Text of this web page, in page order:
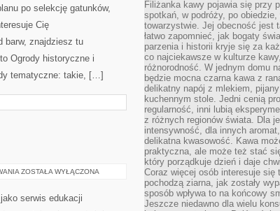
po selekcję gatunków,
Cię
barw, znajdziesz tu
Ogrody historyczne i
tematyczne: takie, […]
REPERTUAR
ZOSTAŁA WYŁĄCZONA
serwis edukacji
Filiżanka kawy pojawia się przy
spotkań, w podróży, po
towarzystwie. Jej obecność jest
łatwo zapomnieć, jak bogaty
parzenia i historii kryje się za
co najciekawsze w kulturze
różnorodność. W jednym domu
będzie mocna czarna kawa z
delikatny napój z mlekiem,
kuchennym stole. Jedni cenią
regularność, inni lubią
z różnych regionów świata. Dla
intensywność, dla innych
delikatna kwasowość. Kawa
praktyczna, ale może też stać
który porządkuje dzień i daje
Coraz więcej osób interesuje się
pochodzą ziarna, jak zostały
sposób wpływa to na końcowy
Jeszcze niedawno dla wielu